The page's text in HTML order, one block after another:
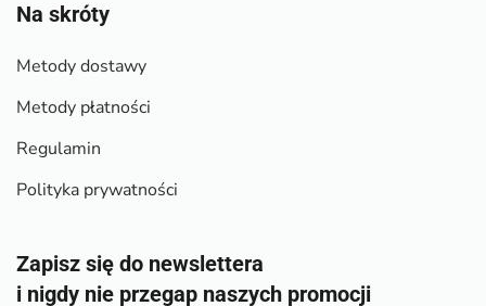
Na skróty
Metody dostawy
Metody płatności
Regulamin
Polityka prywatności
Zapisz się do newslettera
i nigdy nie przegap naszych promocji